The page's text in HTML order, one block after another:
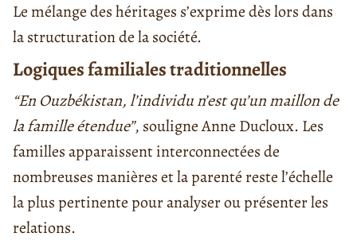
Le mélange des héritages s’exprime dès lors dans
la structuration de la société.
Logiques familiales traditionnelles
“En Ouzbékistan, l’individu n’est qu’un maillon de
la famille étendue”, souligne Anne Ducloux. Les
familles apparaissent interconnectées de
nombreuses manières et la parenté reste l’échelle
la plus pertinente pour analyser ou présenter les
relations.